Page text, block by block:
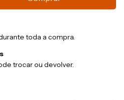
toda a compra.
trocar ou devolver.